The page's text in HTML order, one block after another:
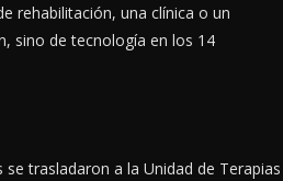
rehabilitación, una clínica o un
sino de tecnología en los 14
trasladaron a la Unidad de Terapias